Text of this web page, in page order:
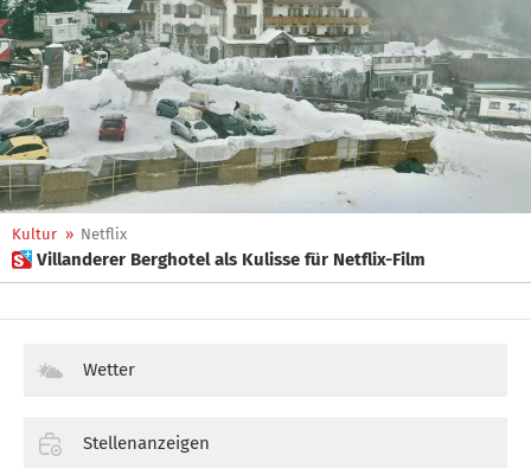
Kultur » Netflix
 Villanderer Berghotel als Kulisse für Netflix-Film
Wetter
Stellenanzeigen